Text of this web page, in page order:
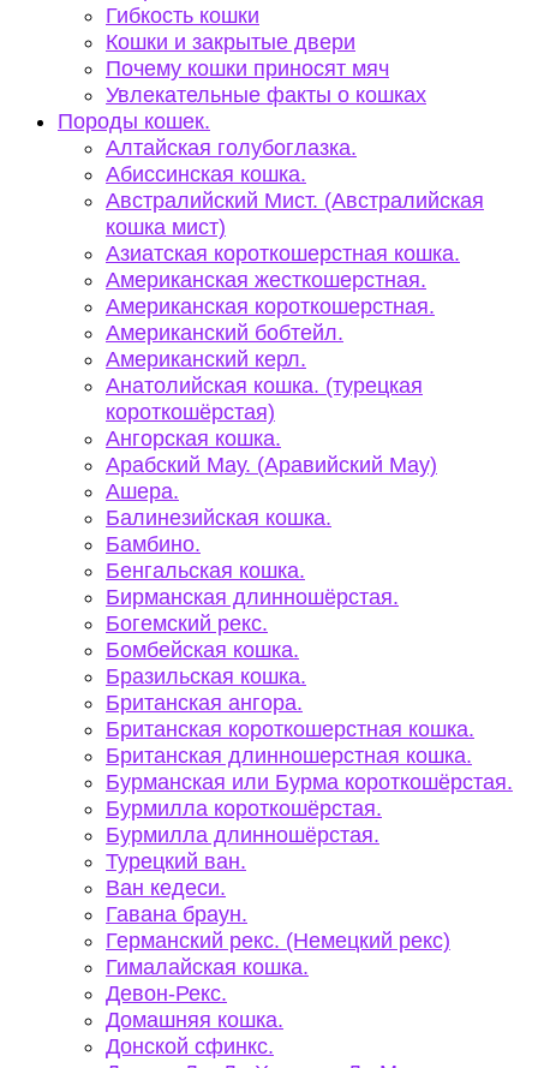
Гибкость кошки
Кошки и закрытые двери
Почему кошки приносят мяч
Увлекательные факты о кошках
Породы кошек.
Алтайская голубоглазка.
Абиссинская кошка.
Австралийский Мист. (Австралийская
кошка мист)
Азиатская короткошерстная кошка.
Американская жесткошерстная.
Американская короткошерстная.
Американский бобтейл.
Американский керл.
Анатолийская кошка. (турецкая
короткошёрстая)
Ангорская кошка.
Арабский Мау. (Аравийский Мау)
Ашера.
Балинезийская кошка.
Бамбино.
Бенгальская кошка.
Бирманская длинношёрстая.
Богемский рекс.
Бомбейская кошка.
Бразильская кошка.
Британская ангора.
Британская короткошерстная кошка.
Британская длинношерстная кошка.
Бурманская или Бурма короткошёрстая.
Бурмилла короткошёрстая.
Бурмилла длинношёрстая.
Турецкий ван.
Ван кедеси.
Гавана браун.
Германский рекс. (Немецкий рекс)
Гималайская кошка.
Девон-Рекс.
Домашняя кошка.
Донской сфинкс.